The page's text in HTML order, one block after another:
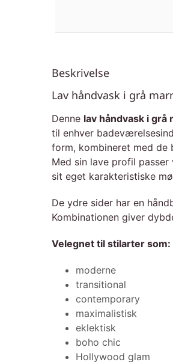
Beskrivelse
Lav håndvask i grå
Denne lav håndvask i
til enhver
form, kombineret med
Med sin lave profil
sit eget karakteristiske
De ydre sider har en
Kombinationen giver
Velegnet til stilarter som:
moderne
transitional
contemporary
maximalistisk
eklektisk
boho chic
Hollywood glam